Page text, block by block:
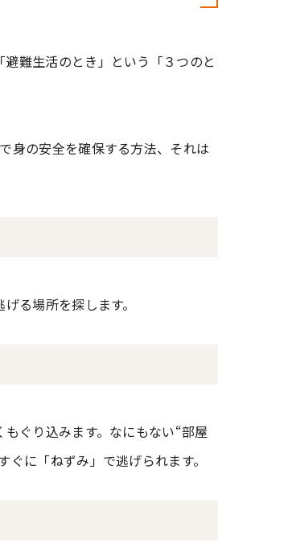
難生活のとき」という「３つのと
身の安全を確保する方法、それは
る場所を探します。
ぐり込みます。なにもない“部屋
に「ねずみ」で逃げられます。